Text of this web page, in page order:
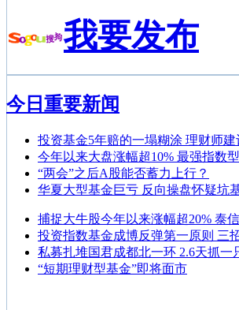
我要发布
今日重要新闻
投资基金5年赔的一塌糊涂 理财师
今年以来大盘涨幅超10% 最强指数
“两会”之后A股能否蓄力上行？
华夏大型基金巨亏 反向操盘怀疑坑
捕捉大牛股今年以来涨幅超20% 泰
投资指数基金成博反弹第一原则 三
私募扎堆国君成都北一环 2.6天抓一
“短期理财型基金”即将面市